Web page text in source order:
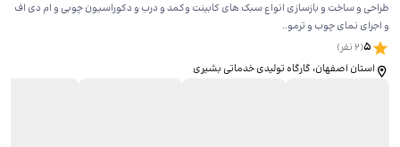
طراحی و ساخت و بازسازی انواع سبک های کابینت وکمد و درب و دکوراسیون چوبی و ام دی اف
و اجرای نمای چوب و ترمو..
5
(
2نفر)
استان اصفهان، ​گارگاه تولیدی خدماتی بشیری